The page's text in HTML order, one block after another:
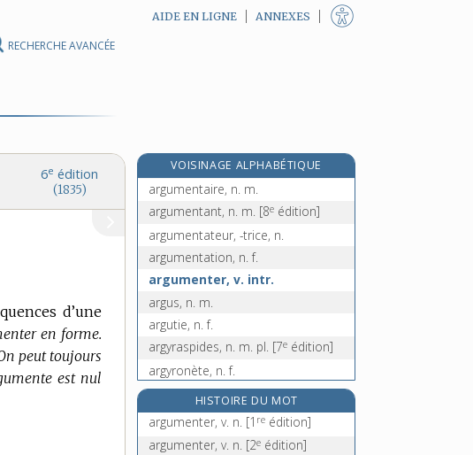
RECHERCHE AVANCÉE
AIDE EN LIGNE ANNEXES
6e édition
(1835)
d’une
en forme.
peut toujours
est nul
VOISINAGE ALPHABÉTIQUE
argument, n. m.
argumentaire, n. m.
argumentant, n. m. [8e édition]
argumentateur, -trice, n.
argumentation, n. f.
argumenter, v. intr.
argus, n. m.
argutie, n. f.
argyraspides, n. m. pl. [7e édition]
argyronète, n. f.
aria [I], n. m.
aria [II], n. f.
arianisme, n. m.
HISTOIRE DU MOT
argumenter, v. n. [1 re édition]
argumenter, v. n. [2e édition]